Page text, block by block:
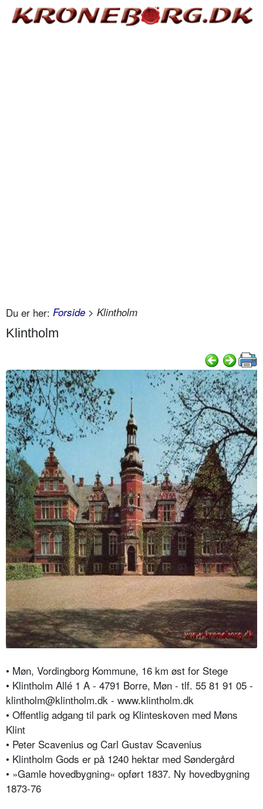
Du er her: Forside > Klintholm
Klintholm
• Møn, Vordingborg Kommune, 16 km øst for Stege
• Klintholm Allé 1 A - 4791 Borre, Møn - tlf. 55 81 91 05 -
klintholm@klintholm.dk - www.klintholm.dk
• Offentlig adgang til park og Klinteskoven med Møns
Klint
• Peter Scavenius og Carl Gustav Scavenius
• Klintholm Gods er på 1240 hektar med Søndergård
• »Gamle hovedbygning« opført 1837. Ny hovedbygning
1873-76